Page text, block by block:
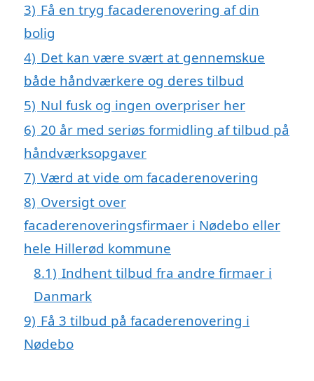
3) Få en tryg facaderenovering af din
bolig
4) Det kan være svært at gennemskue
både håndværkere og deres tilbud
5) Nul fusk og ingen overpriser her
6) 20 år med seriøs formidling af tilbud på
håndværksopgaver
7) Værd at vide om facaderenovering
8) Oversigt over
facaderenoveringsfirmaer i Nødebo eller
hele Hillerød kommune
8.1) Indhent tilbud fra andre firmaer i
Danmark
9) Få 3 tilbud på facaderenovering i
Nødebo